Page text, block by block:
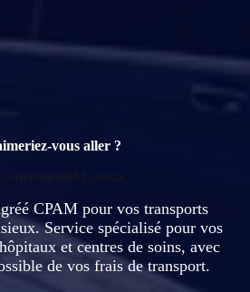
vous aller ?
CPAM pour vos transports
Service spécialisé pour vos
et centres de soins, avec
de vos frais de transport.